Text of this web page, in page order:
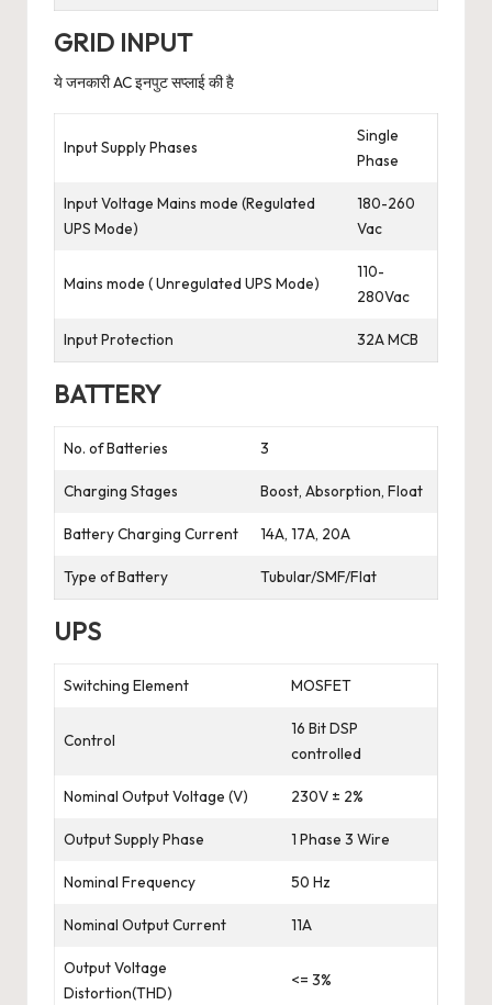
GRID INPUT
ये जनकारी AC इनपुट सप्लाई की है
Input Supply Phases
Single
Phase
Input Voltage Mains mode (Regulated
UPS Mode)
180-260
Vac
Mains mode ( Unregulated UPS Mode)
110-
280Vac
Input Protection 32A MCB
BATTERY
No. of Batteries 3
Charging Stages Boost, Absorption, Float
Battery Charging Current 14A, 17A, 20A
Type of Battery Tubular/SMF/Flat
UPS
Switching Element MOSFET
Control
16 Bit DSP
controlled
Nominal Output Voltage (V) 230V ± 2%
Output Supply Phase 1 Phase 3 Wire
Nominal Frequency 50 Hz
Nominal Output Current 11A
Output Voltage
Distortion(THD)
<= 3%